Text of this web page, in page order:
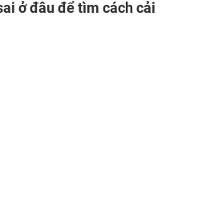
ở đâu để tìm cách cải